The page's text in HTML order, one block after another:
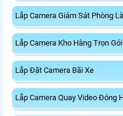
Lắp Camera Giám Sát Phòng
Lắp Camera Kho Hàng Trọn
Lắp Đặt Camera Bãi Xe
Lắp Camera Quay Video Đóng